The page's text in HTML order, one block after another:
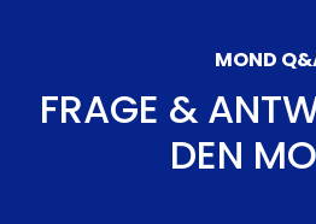
MOND
FRAGE &
DEN